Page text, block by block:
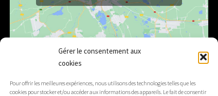
Gérer le consentement aux
cookies
Pour offrir les meilleures expériences, nous utilisons des technologies telles que les
cookies pour stocker et/ou accéder aux informations des appareils. Le fait de consentir